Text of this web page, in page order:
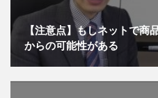
【注意点】もしネットで
からの可能性がある